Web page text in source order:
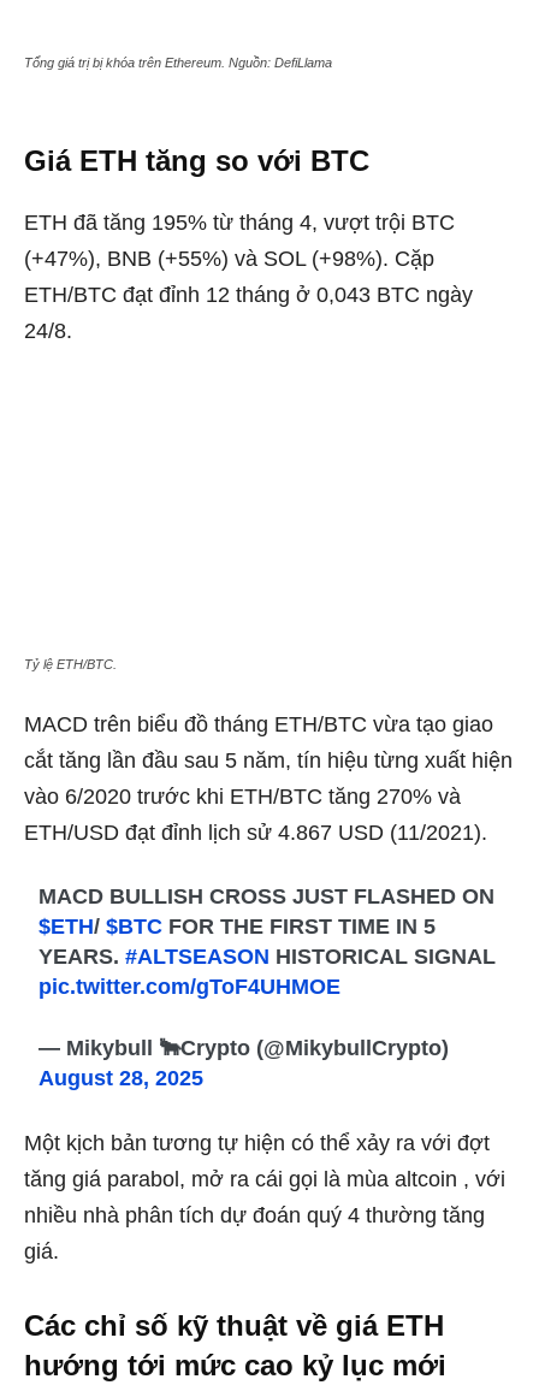
Tổng giá trị bị khóa trên Ethereum. Nguồn: DefiLlama
Giá ETH tăng so với BTC
ETH đã tăng 195% từ tháng 4, vượt trội BTC
(+47%), BNB (+55%) và SOL (+98%). Cặp
ETH/BTC đạt đỉnh 12 tháng ở 0,043 BTC ngày
24/8.
Tỷ lệ ETH/BTC.
MACD trên biểu đồ tháng ETH/BTC vừa tạo giao
cắt tăng lần đầu sau 5 năm, tín hiệu từng xuất hiện
vào 6/2020 trước khi ETH/BTC tăng 270% và
ETH/USD đạt đỉnh lịch sử 4.867 USD (11/2021).
MACD BULLISH CROSS JUST FLASHED ON
$ETH/$BTC FOR THE FIRST TIME IN 5
YEARS.#ALTSEASON HISTORICAL SIGNAL
pic.twitter.com/gToF4UHMOE
— Mikybull 🐂Crypto (@MikybullCrypto)
August 28, 2025
Một kịch bản tương tự hiện có thể xảy ra với đợt
tăng giá parabol, mở ra cái gọi là mùa altcoin , với
nhiều nhà phân tích dự đoán quý 4 thường tăng
giá.
Các chỉ số kỹ thuật về giá ETH
hướng tới mức cao kỷ lục mới